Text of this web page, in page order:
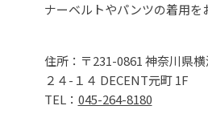
ナーベルトやパンツの着用を
住所：〒231-0861 神奈川県
２４-１４ DECENT元町 1F
TEL： 045-264-8180